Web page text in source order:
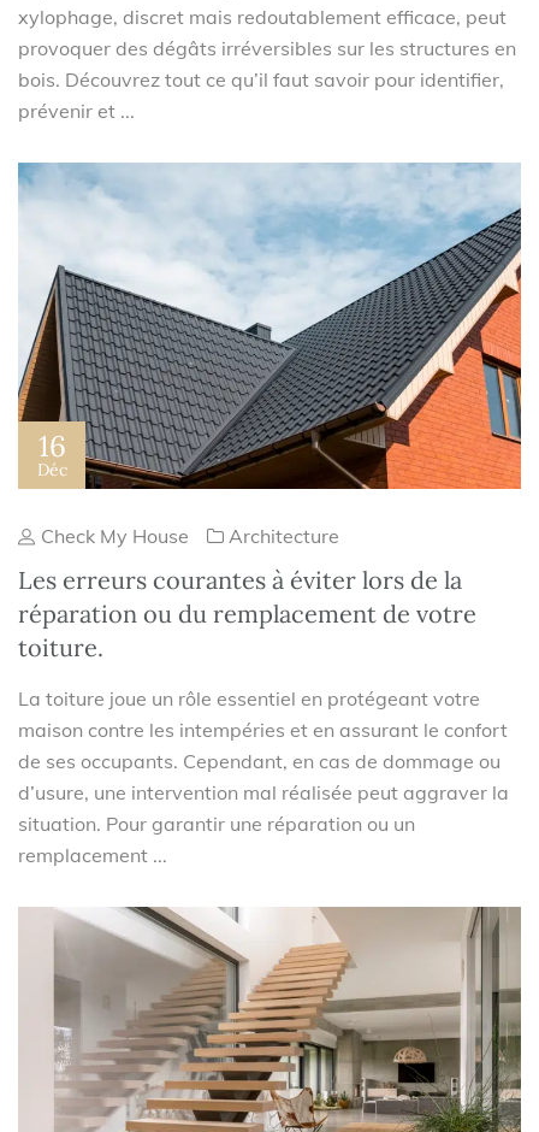
xylophage, discret mais redoutablement efficace, peut
provoquer des dégâts irréversibles sur les structures en
bois. Découvrez tout ce qu’il faut savoir pour identifier,
prévenir et ...
16
Déc
Check My House Architecture
Les erreurs courantes à éviter lors de la
réparation ou du remplacement de votre
toiture.
La toiture joue un rôle essentiel en protégeant votre
maison contre les intempéries et en assurant le confort
de ses occupants. Cependant, en cas de dommage ou
d’usure, une intervention mal réalisée peut aggraver la
situation. Pour garantir une réparation ou un
remplacement ...